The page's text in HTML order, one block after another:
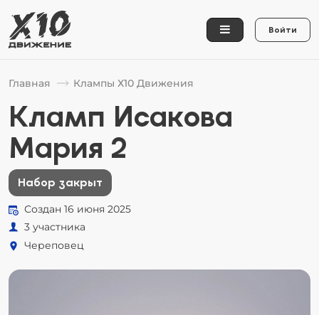
Войти
Главная Клампы Х10 Движения
Кламп Исакова
Мария 2
Набор закрыт
Создан 16 июня 2025
3 участника
Череповец